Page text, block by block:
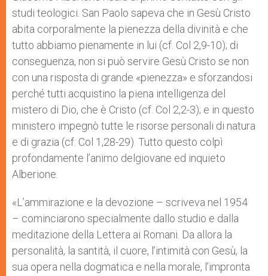
studi teologici. San Paolo sapeva che in Gesù Cristo
abita corporalmente la pienezza della divini­tà e che
tutto abbiamo pienamente in lui (cf. Col 2,9-10); di
conseguenza, non si può servire Gesù Cristo se non
con una risposta di grande «pie­nezza» e sforzandosi
perché tutti acquistino la piena intelligenza del
mistero di Dio, che è Cristo (cf. Col 2,2-3); e in questo
ministero impegnò tutte le risorse personali di natura
e di grazia (cf. Col 1,28-29). Tutto questo colpì
profondamente l’animo delgiovane ed inquieto
Alberione.
«L’ammirazione e la devozione – scriveva nel 1954
– cominciarono specialmente dallo studio e dalla
meditazione della Lettera ai Romani. Da allora la
personalità, la santità, il cuore, l’intimità con Gesù, la
sua opera nella dogmatica e nella morale, l’impronta